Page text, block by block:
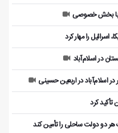
با بخش خصوصی
را مهار کرد
در اسلام‌آباد
اسلام‌آباد در اربعین حسینی
کرد
هر دو دولت ساحلی را تأمین کند